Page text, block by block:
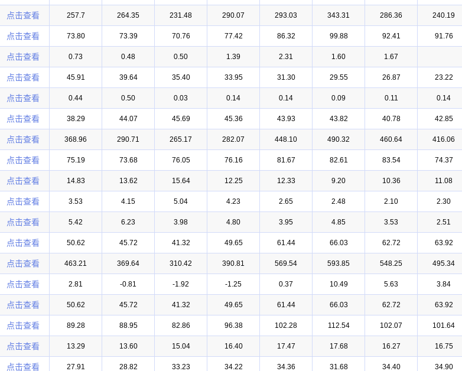
点击查看 257.7 264.35 231.48 290.07 293.03 343.31 286.36 240.19
点击查看 73.80 73.39 70.76 77.42 86.32 99.88 92.41 91.76
点击查看 0.73 0.48 0.50 1.39 2.31 1.60 1.67
点击查看 45.91 39.64 35.40 33.95 31.30 29.55 26.87 23.22
点击查看 0.44 0.50 0.03 0.14 0.14 0.09 0.11 0.14
点击查看 38.29 44.07 45.69 45.36 43.93 43.82 40.78 42.85
点击查看 368.96 290.71 265.17 282.07 448.10 490.32 460.64 416.06
点击查看 75.19 73.68 76.05 76.16 81.67 82.61 83.54 74.37
点击查看 14.83 13.62 15.64 12.25 12.33 9.20 10.36 11.08
点击查看 3.53 4.15 5.04 4.23 2.65 2.48 2.10 2.30
点击查看 5.42 6.23 3.98 4.80 3.95 4.85 3.53 2.51
点击查看 50.62 45.72 41.32 49.65 61.44 66.03 62.72 63.92
点击查看 463.21 369.64 310.42 390.81 569.54 593.85 548.25 495.34
点击查看 2.81 -0.81 -1.92 -1.25 0.37 10.49 5.63 3.84
点击查看 50.62 45.72 41.32 49.65 61.44 66.03 62.72 63.92
点击查看 89.28 88.95 82.86 96.38 102.28 112.54 102.07 101.64
点击查看 13.29 13.60 15.04 16.40 17.47 17.68 16.27 16.75
点击查看 27.91 28.82 33.23 34.22 34.36 31.68 34.40 34.90